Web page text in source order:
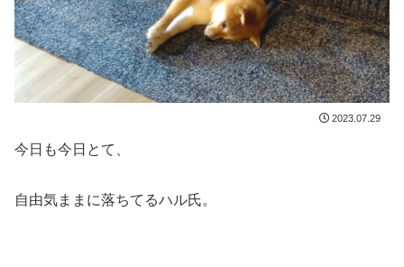
2023.07.29
今日も今日とて、
自由気ままに落ちてるハル氏。